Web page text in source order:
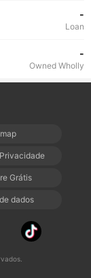
-
Loan
-
Owned Wholly
Grátis
dados